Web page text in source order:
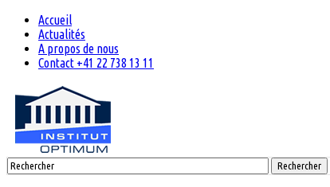
Accueil
Actualités
A propos de nous
Contact +41 22 738 13 11
Rechercher